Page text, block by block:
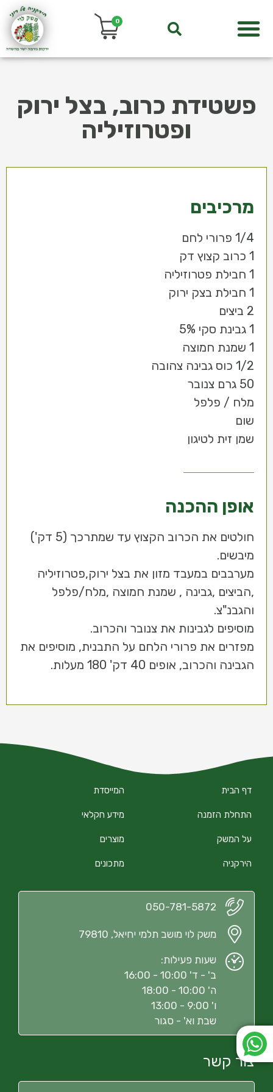
0
פשטידת כרוב, בצל ירוק
ופטרוזיליה
מרכיבים
1/4 פרורי לחם
1 כרוב קצוץ דק
1 חבילת פטרוזיליה
1 חבילת בצק ירוק
2 ביצים
1 גבינת סקי 5%
1 שמנת חמוצה
1/2 כוס גבינה צהובה
50 גרם צנובר
מלח / פלפל
שום
שמן זית לטיגון
אופן ההכנה
חולטים את הכרוב הקצוץ עד שמתרכך (5 דק')
מיבשים.
מערבבים במעבד מזון את בצל ירוק,פטרוזיליה
,הביצים ,גבינה , שמנת חמוצה ,מלח/פלפל
והגבנ"צ.
מוסיפים לגבינות את צנובר והכרוב.
מפזרים את פרורי הלחם על התבנית, מוסיפים את
הגבינה והכרוב, אופים 40 דק' 180 מעלות.
דף הבית
התחלת הזמנה
על המשק
הירקניה
המייסדת
מידע חקלאי
מוצרים
מתכונים
050-781-5872
משק לוי מושב תלמי יחיאל, 79810
שעות פעילות:
ב' - ד' 10:00 - 16:00
ה' 10:00 - 18:00
ו' 9:00 - 13:00
שבת וא' - סגור
צור קשר